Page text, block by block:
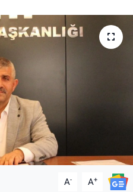
A- A+